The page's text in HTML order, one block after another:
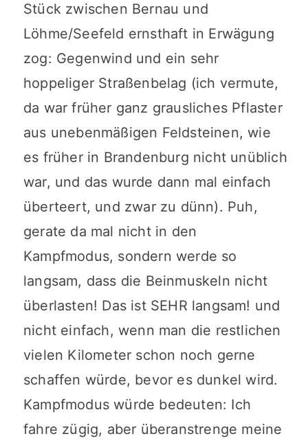
Stück zwischen Bernau und
Löhme/Seefeld ernsthaft in Erwägung
zog: Gegenwind und ein sehr
hoppeliger Straßenbelag (ich vermute,
da war früher ganz grausliches Pflaster
aus unebenmäßigen Feldsteinen, wie
es früher in Brandenburg nicht unüblich
war, und das wurde dann mal einfach
überteert, und zwar zu dünn). Puh,
gerate da mal nicht in den
Kampfmodus, sondern werde so
langsam, dass die Beinmuskeln nicht
überlasten! Das ist SEHR langsam! und
nicht einfach, wenn man die restlichen
vielen Kilometer schon noch gerne
schaffen würde, bevor es dunkel wird.
Kampfmodus würde bedeuten: Ich
fahre zügig, aber überanstrenge meine